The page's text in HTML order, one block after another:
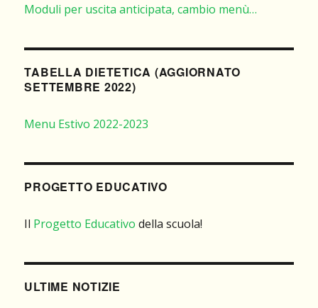
Moduli per uscita anticipata, cambio menù…
TABELLA DIETETICA (AGGIORNATO
SETTEMBRE 2022)
Menu Estivo 2022-2023
PROGETTO EDUCATIVO
Il Progetto Educativo della scuola!
ULTIME NOTIZIE